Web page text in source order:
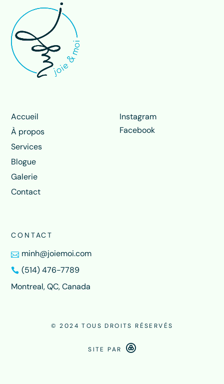
Accueil
À propos
Services
Blogue
Galerie
Contact
Instagram
Facebook
CONTACT
minh@joiemoi.com
(514) 476-7789
Montreal, QC, Canada
© 2024 TOUS DROITS RÉSERVÉS
SITE PAR